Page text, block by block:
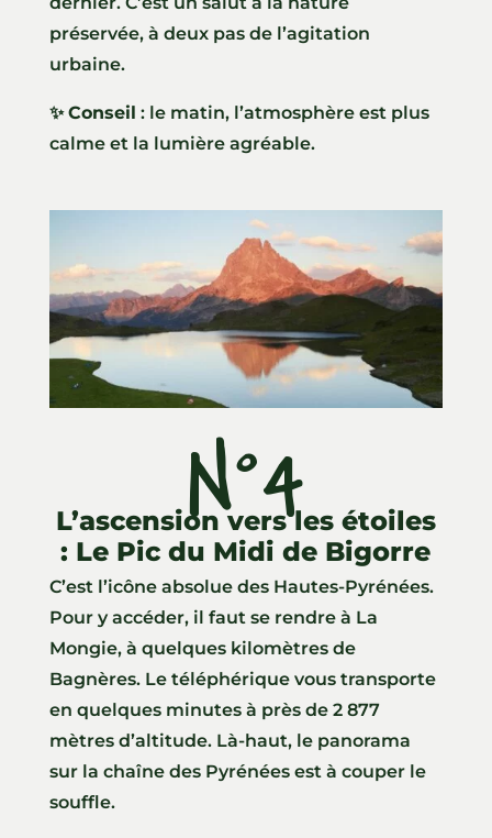
préservée, à deux pas de l’agitation
urbaine.
✨Conseil : le matin, l’atmosphère est plus
calme et la lumière agréable.
N°4
L’ascension vers les étoiles
: Le Pic du Midi de Bigorre
C’est l’icône absolue des Hautes-Pyrénées.
Pour y accéder, il faut se rendre à La
Mongie, à quelques kilomètres de
Bagnères. Le téléphérique vous transporte
en quelques minutes à près de 2 877
mètres d’altitude. Là-haut, le panorama
sur la chaîne des Pyrénées est à couper le
souffle.